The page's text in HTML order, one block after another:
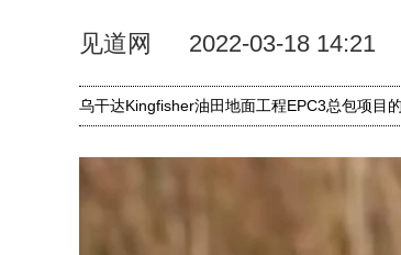
见道网 2022-03-18 14:21
乌干达Kingfisher油田地面工程EPC3总包项目